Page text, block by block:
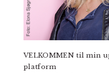
VELKOMMEN til min
platform